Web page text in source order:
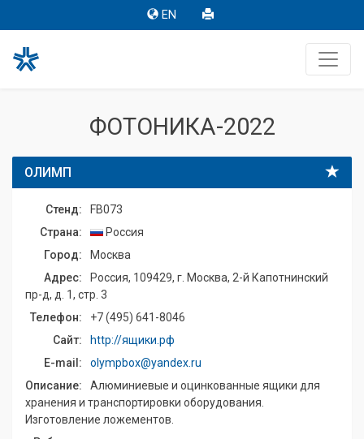
EN
ФОТОНИКА-2022
ОЛИМП
Стенд:
FB073
Страна:
Россия
Город:
Москва
Адрес:
Россия, 109429, г. Москва, 2-й Капотнинский
пр-д, д. 1, стр. 3
Телефон:
+7 (495) 641-8046
Сайт:
http://ящики.рф
E-mail:
olympbox@yandex.ru
Описание:
Алюминиевые и оцинкованные ящики для
хранения и транспортировки оборудования.
Изготовление ложементов.